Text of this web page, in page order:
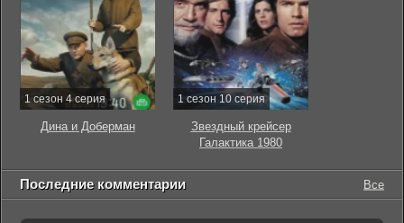
1 сезон 4 серия
Дина и Доберман
1 сезон 10 серия
Звездный крейсер
Галактика 1980
Последние комментарии Все